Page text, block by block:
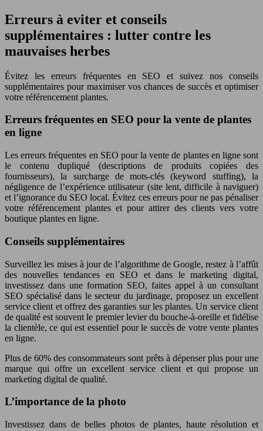
Erreurs à eviter et conseils
supplémentaires : lutter contre les
mauvaises herbes
Évitez les erreurs fréquentes en SEO et suivez nos conseils
supplémentaires pour maximiser vos chances de succès et optimiser
votre référencement plantes.
Erreurs fréquentes en SEO pour la vente de plantes
en ligne
Les erreurs fréquentes en SEO pour la vente de plantes en ligne sont
le contenu dupliqué (descriptions de produits copiées des
fournisseurs), la surcharge de mots-clés (keyword stuffing), la
négligence de l’expérience utilisateur (site lent, difficile à naviguer)
et l’ignorance du SEO local. Évitez ces erreurs pour ne pas pénaliser
votre référencement plantes et pour attirer des clients vers votre
boutique plantes en ligne.
Conseils supplémentaires
Surveillez les mises à jour de l’algorithme de Google, restez à l’affût
des nouvelles tendances en SEO et dans le marketing digital,
investissez dans une formation SEO, faites appel à un consultant
SEO spécialisé dans le secteur du jardinage, proposez un excellent
service client et offrez des garanties sur les plantes. Un service client
de qualité est souvent le premier levier du bouche-à-oreille et fidélise
la clientèle, ce qui est essentiel pour le succès de votre vente plantes
en ligne.
Plus de 60% des consommateurs sont prêts à dépenser plus pour une
marque qui offre un excellent service client et qui propose un
marketing digital de qualité.
L’importance de la photo
Investissez dans de belles photos de plantes, haute résolution et